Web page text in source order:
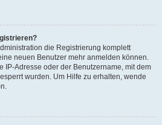
die Registrierung komplett
neuen Benutzer mehr anmelden können.
IP-Adresse oder der Benutzername, mit dem
wurden. Um Hilfe zu erhalten, wende